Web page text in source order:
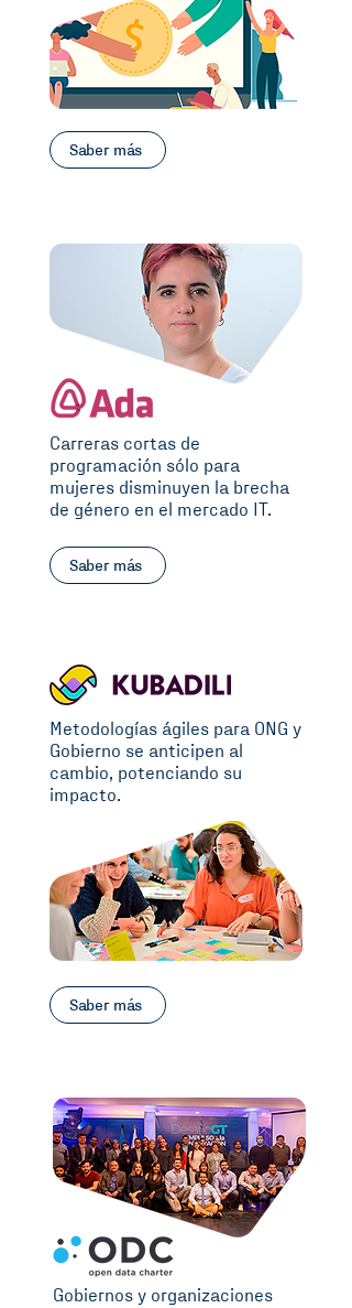
Saber más
Carreras cortas de
programación sólo para
mujeres disminuyen la brecha
de género en el mercado IT.
Saber más
Metodologías ágiles para ONG y
Gobierno se anticipen al
cambio, potenciando su
impacto.
Saber más
Gobiernos y organizaciones